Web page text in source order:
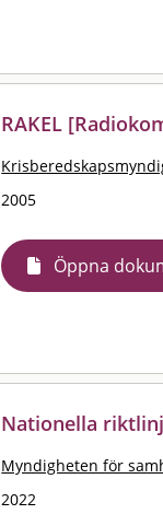
RAKEL
2005
Öppna
Nationella
Myndigheten för
2022